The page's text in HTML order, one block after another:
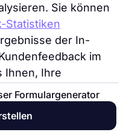
Sie können
Statistiken
der In-
im
Ihnen, Ihre
zu reduzieren oder
zu erkennen,
Formulargenerator